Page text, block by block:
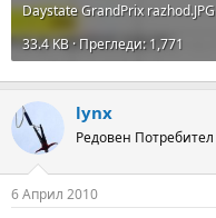
Daystate GrandPrix razhod.JPG
33.4 KB · Прегледи: 1,771
lynx
Редовен Потребител
6 Април 2010